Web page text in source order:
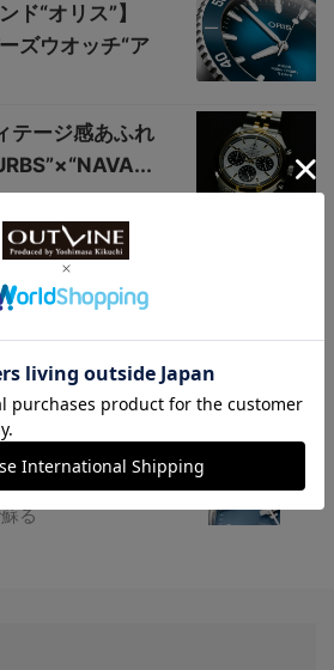
ド“オリス”】
ズウオッチ“ア
テージ感あふれ
さはないけど丁度良いロレックス】
しての完成度が魅力のエアキング
ズ【“オレッヒ＆ワイ
のモデルがプロダイ
る